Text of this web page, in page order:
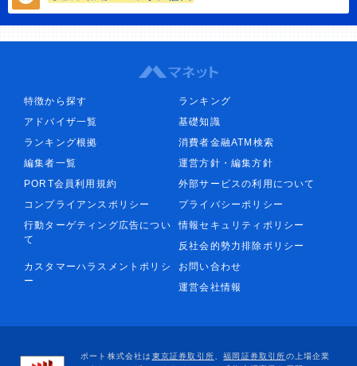
特徴から探す
ランキング
アドバイザ一覧
基礎知識
ランキング根拠
消費者金融ATM検索
編集者一覧
運営方針・編集方針
PORT会員利用規約
外部サービスの利用について
コンプライアンスポリシー
プライバシーポリシー
行動ターゲティング広告につい
て
情報セキュリティポリシー
反社会的勢力排除ポリシー
カスタマーハラスメントポリシ
ー
お問い合わせ
運営会社情報